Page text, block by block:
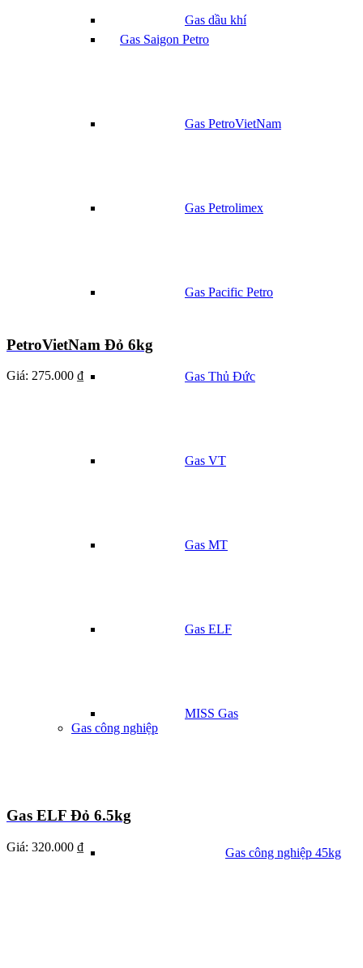
Gas dầu khí
Gas Saigon Petro
Gas PetroVietNam
Gas Petrolimex
Gas Pacific Petro
Gas Thủ Đức
Gas VT
Gas MT
Gas ELF
MISS Gas
Gas công nghiệp
Gas công nghiệp 45kg
PetroVietNam Đỏ 6kg
Giá: 275.000 ₫
Gas ELF Đỏ 6.5kg
Giá: 320.000 ₫